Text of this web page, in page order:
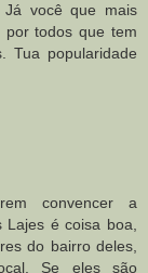
Já você que mais
por todos que tem
Tua popularidade
convencer a
Lajes é coisa boa,
do bairro deles,
Se eles são